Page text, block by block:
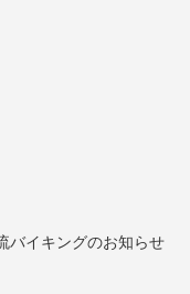
バイキングのお知らせ